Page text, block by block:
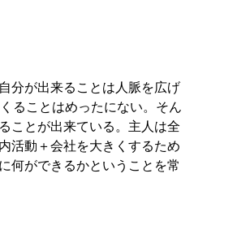
分が出来ることは人脈を広げ
ることはめったにない。そん
ことが出来ている。主人は全
活動＋会社を大きくするため
何ができるかということを常